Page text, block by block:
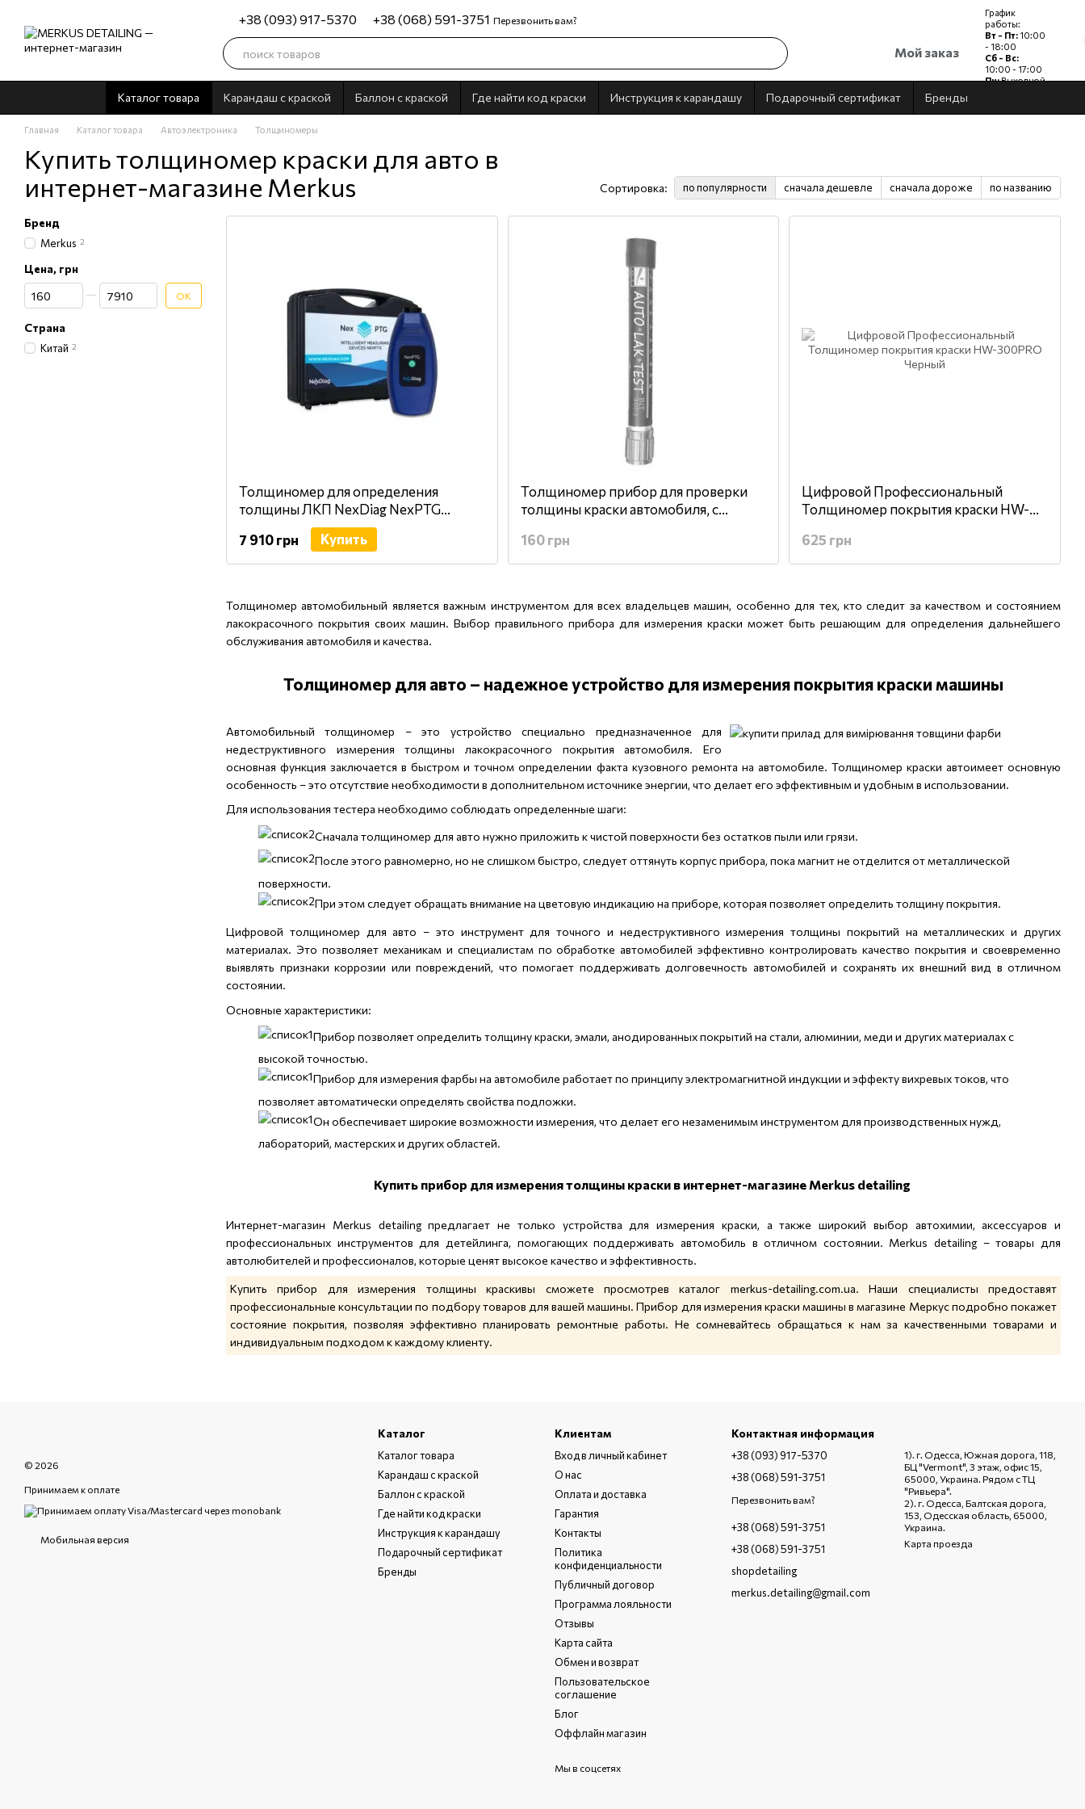
+38 (093) 917-5370 +38 (068) 591-3751 Перезвонить вам?
Мой заказ
График
работы:
Вт - Пт: 10:00
- 18:00
Сб - Вс:
10:00 - 17:00
Пн:Выходной
Каталог товара Карандаш с краской Баллон с краской Где найти код краски Инструкция к карандашу Подарочный сертификат Бренды
Главная Каталог товара Автоэлектроника Толщиномеры
Купить толщиномер краски для авто в
интернет-магазине Merkus
Сортировка: по популярности сначала дешевле сначала дороже по названию
Толщиномер автомобильный является важным инструментом для всех владельцев машин, особенно для тех, кто следит за качеством и состоянием
лакокрасочного покрытия своих машин. Выбор правильного прибора для измерения краски может быть решающим для определения дальнейшего
обслуживания автомобиля и качества.
Толщиномер для авто – надежное устройство для измерения покрытия краски машины
Автомобильный толщиномер – это устройство специально предназначенное для
недеструктивного измерения толщины лакокрасочного покрытия автомобиля. Его
основная функция заключается в быстром и точном определении факта кузовного ремонта на автомобиле. Толщиномер краски автоимеет основную
особенность – это отсутствие необходимости в дополнительном источнике энергии, что делает его эффективным и удобным в использовании.
Для использования тестера необходимо соблюдать определенные шаги:
Сначала толщиномер для авто нужно приложить к чистой поверхности без остатков пыли или грязи.
После этого равномерно, но не слишком быстро, следует оттянуть корпус прибора, пока магнит не отделится от металлической
поверхности.
При этом следует обращать внимание на цветовую индикацию на приборе, которая позволяет определить толщину покрытия.
Цифровой толщиномер для авто – это инструмент для точного и недеструктивного измерения толщины покрытий на металлических и других
материалах. Это позволяет механикам и специалистам по обработке автомобилей эффективно контролировать качество покрытия и своевременно
выявлять признаки коррозии или повреждений, что помогает поддерживать долговечность автомобилей и сохранять их внешний вид в отличном
состоянии.
Основные характеристики:
Прибор позволяет определить толщину краски, эмали, анодированных покрытий на стали, алюминии, меди и других материалах с
высокой точностью.
Прибор для измерения фарбы на автомобиле работает по принципу электромагнитной индукции и эффекту вихревых токов, что
позволяет автоматически определять свойства подложки.
Он обеспечивает широкие возможности измерения, что делает его незаменимым инструментом для производственных нужд,
лабораторий, мастерских и других областей.
Купить прибор для измерения толщины краски в интернет-магазине Merkus detailing
Интернет-магазин Merkus detailing предлагает не только устройства для измерения краски, а также широкий выбор автохимии, аксессуаров и
профессиональных инструментов для детейлинга, помогающих поддерживать автомобиль в отличном состоянии. Merkus detailing – товары для
автолюбителей и профессионалов, которые ценят высокое качество и эффективность.
Купить прибор для измерения толщины краскивы сможете просмотрев каталог merkus-detailing.com.ua. Наши специалисты предоставят
профессиональные консультации по подбору товаров для вашей машины. Прибор для измерения краски машины в магазине Меркус подробно покажет
состояние покрытия, позволяя эффективно планировать ремонтные работы. Не сомневайтесь обращаться к нам за качественными товарами и
индивидуальным подходом к каждому клиенту.
Толщиномер для определения
толщины ЛКП NexDiag NexPTG
Professional
7 910 грн Купить
Толщиномер прибор для проверки
толщины краски автомобиля, с
160 грн
Цифровой Профессиональный
Толщиномер покрытия краски HW-
625 грн
Бренд
Merkus 2
Цена, грн
От Цена, грн
До Цена, грн OK
Страна
Китай 2
© 2026
Принимаем к оплате
Мобильная версия
Каталог
Каталог товара
Карандаш с краской
Баллон с краской
Где найти код краски
Инструкция к карандашу
Подарочный сертификат
Бренды
Клиентам
Вход в личный кабинет
О нас
Оплата и доставка
Гарантия
Контакты
Политика
конфиденциальности
Публичный договор
Программа лояльности
Отзывы
Карта сайта
Обмен и возврат
Пользовательское
соглашение
Блог
Оффлайн магазин
Мы в соцсетях
Контактная информация
+38 (093) 917-5370
+38 (068) 591-3751
Перезвонить вам?
+38 (068) 591-3751
+38 (068) 591-3751
shopdetailing
merkus.detailing@gmail.com
1). г. Одесса, Южная дорога, 118,
БЦ "Vermont", 3 этаж, офис 15,
65000, Украина. Рядом с ТЦ
"Ривьера".
2). г. Одесса, Балтская дорога,
153, Одесская область, 65000,
Украина.
Карта проезда